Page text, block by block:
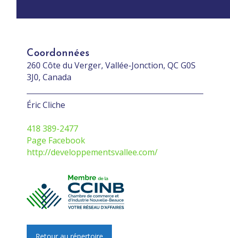
Coordonnées
260 Côte du Verger, Vallée-Jonction, QC G0S
3J0, Canada
Éric Cliche
418 389-2477
Page Facebook
http://developpementsvallee.com/